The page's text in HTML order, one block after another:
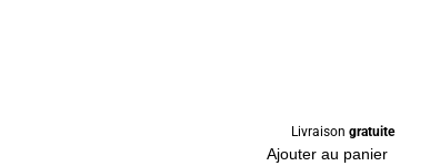
Livraison gratuite
Ajouter au panier